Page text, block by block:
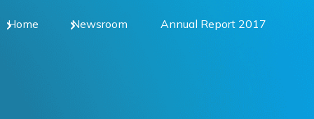
Home Newsroom Annual Report 2017